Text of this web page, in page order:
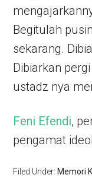
Begitulah
sekarang.
Dibiarkan
ustadz nya
Feni Efendi,
pengamat
Filed Under: Memori